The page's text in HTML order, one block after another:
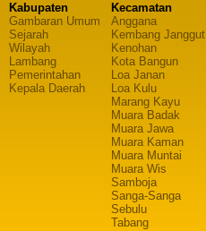
Kabupaten
Gambaran Umum
Sejarah
Wilayah
Lambang
Pemerintahan
Kepala Daerah
Kecamatan
Anggana
Kembang Janggut
Kenohan
Kota Bangun
Loa Janan
Loa Kulu
Marang Kayu
Muara Badak
Muara Jawa
Muara Kaman
Muara Muntai
Muara Wis
Samboja
Sanga-Sanga
Sebulu
Tabang